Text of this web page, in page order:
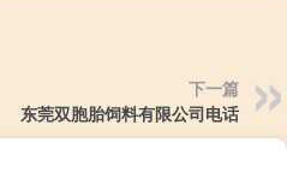
下一篇
东莞双胞胎饲料有限公司电话